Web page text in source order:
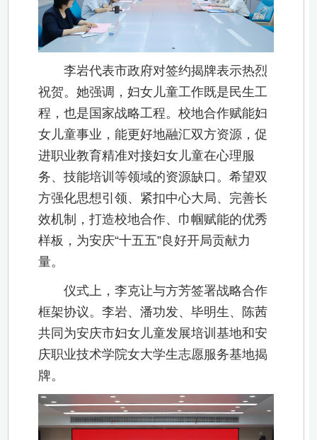
李岩代表市政府对签约揭牌表示热烈
祝贺。她强调，妇女儿童工作既是民生工
程，也是国家战略工程。‌‌校地合作赋能妇
女儿童事业，能更好地融汇双方资源，促
进职业教育精准对接妇女儿童在心理服
务、技能培训等领域的资源缺口。希望双
方强化思想引领、紧扣中心大局、完善长
效机制，打造校地合作、巾帼赋能的优秀
样板，为安庆“十五五”良好开局贡献力
量。
仪式上，李克让与方芳签署战略合作
框架协议。李岩、潘功发、毕明生、陈茜
共同为安庆市妇女儿童发展培训基地和安
庆职业技术学院女大学生志愿服务基地揭
牌。